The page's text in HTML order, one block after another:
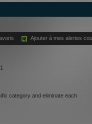
Ajouter à mes alertes
category and eliminate each